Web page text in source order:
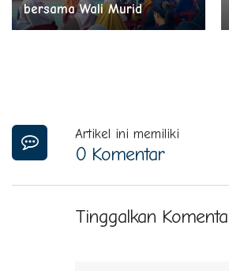
bersama Wali Murid
Artikel ini memiliki
0 Komentar
Tinggalkan